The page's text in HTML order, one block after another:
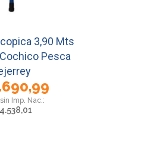
3,90 Mts
Pesca